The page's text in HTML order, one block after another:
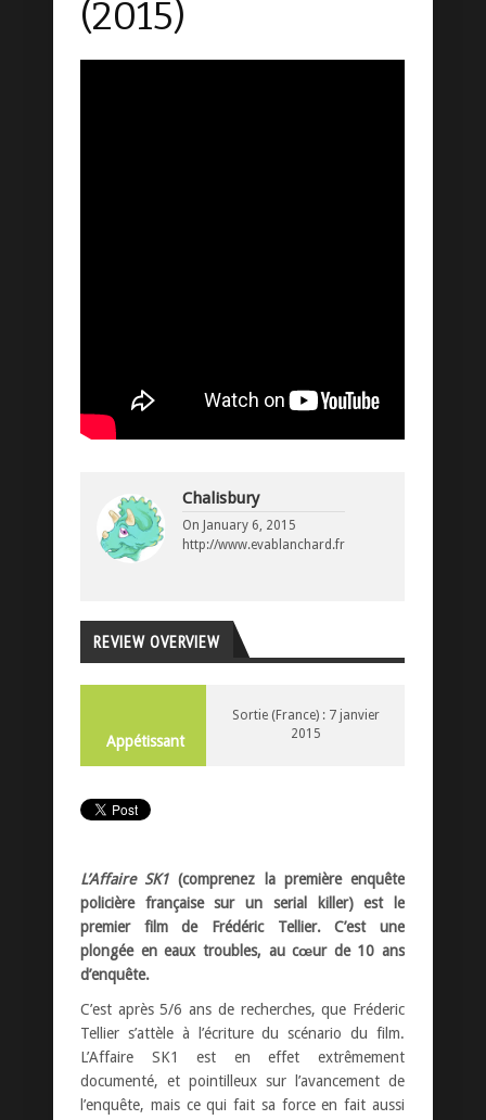
(2015)
Chalisbury
On January 6, 2015
http://www.evablanchard.fr
REVIEW OVERVIEW
Appétissant
Sortie (France) : 7 janvier
2015
L’Affaire SK1 (comprenez la première enquête
policière française sur un serial killer) est le
premier film de Frédéric Tellier. C’est une
plongée en eaux troubles, au cœur de 10 ans
d’enquête.
C’est après 5/6 ans de recherches, que Fréderic
Tellier s’attèle à l’écriture du scénario du film.
L’Affaire SK1 est en effet extrêmement
documenté, et pointilleux sur l’avancement de
l’enquête, mais ce qui fait sa force en fait aussi